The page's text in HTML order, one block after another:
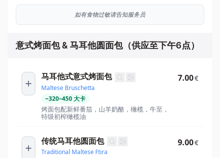
如有食物过敏请告知服务员
意式烤面包 & 马耳他圆面包（供应至下午6点）
马耳他式意式烤面包
Maltese Bruschetta
~320–450大卡
烤面包配新鲜番茄，山羊奶酪，橄榄，牛至，
特级初榨橄榄油
7.00€
传统马耳他圆面包
Traditional Maltese Ftira
9.00€